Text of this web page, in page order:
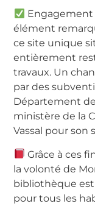
Engagement
élément
ce site unique
entièrement
travaux. Un
par des
Département
ministère de la
Vassal pour son
Grâce à ces
la volonté de
bibliothèque
pour tous les